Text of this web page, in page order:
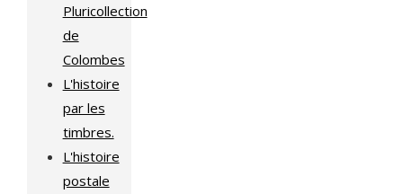
Pluricollection
de
Colombes
L'histoire
par les
timbres.
L'histoire
postale